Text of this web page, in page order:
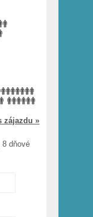
zájazdu »
8 dňové